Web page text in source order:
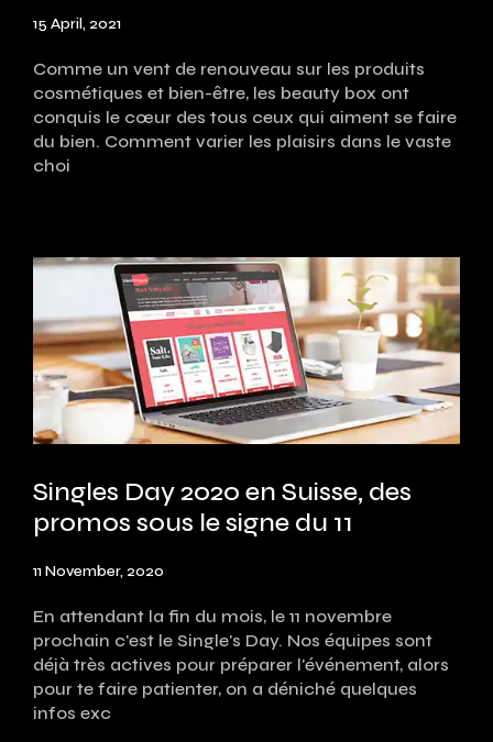
15 April, 2021
Comme un vent de renouveau sur les produits
cosmétiques et bien-être, les beauty box ont
conquis le cœur des tous ceux qui aiment se faire
du bien. Comment varier les plaisirs dans le vaste
choi
Singles Day 2020 en Suisse, des
promos sous le signe du 11
11 November, 2020
En attendant la fin du mois, le 11 novembre
prochain c'est le Single's Day. Nos équipes sont
déjà très actives pour préparer l'événement, alors
pour te faire patienter, on a déniché quelques
infos exc